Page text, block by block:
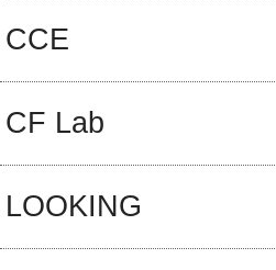
CCE
CF Lab
LOOKING